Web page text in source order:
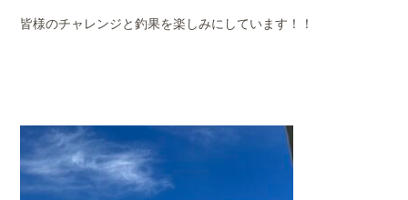
皆様のチャレンジと釣果を楽しみにしています！！